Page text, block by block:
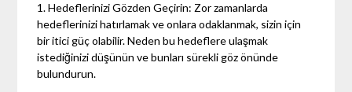
1. Hedeflerinizi Gözden Geçirin: Zor zamanlarda
hedeflerinizi hatırlamak ve onlara odaklanmak, sizin için
bir itici güç olabilir. Neden bu hedeflere ulaşmak
istediğinizi düşünün ve bunları sürekli göz önünde
bulundurun.